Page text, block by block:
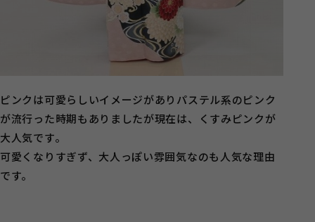
ピンクは可愛らしいイメージがありパステル系のピンク
が流行った時期もありましたが現在は、くすみピンクが
大人気です。
可愛くなりすぎず、大人っぽい雰囲気なのも人気な理由
です。